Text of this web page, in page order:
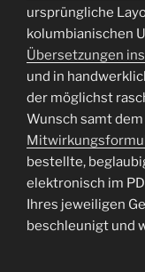
ursprüngliche
kolumbianischen
Übersetzungen
und in
der möglichst
Wunsch samt
bestellte,
elektronisch im
Ihres jeweiligen
beschleunigt und